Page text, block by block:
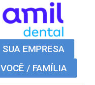
SUA EMPRESA
VOCÊ / FAMÍLIA